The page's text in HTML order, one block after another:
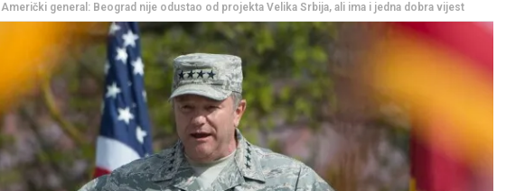
Američki general: Beograd nije odustao od projekta Velika Srbija, ali ima i jedna dobra vijest